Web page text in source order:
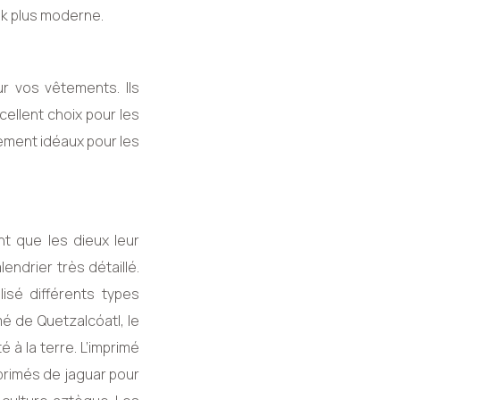
plus moderne.
vos vêtements. Ils
choix pour les
idéaux pour les
que les dieux leur
très détaillé.
différents types
de Quetzalcóatl, le
la terre. L’imprimé
de jaguar pour